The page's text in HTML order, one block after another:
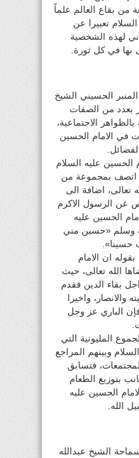
من بقاع العالم علماً
تعبيرا عن
لهذه الشخصية
بها في كل ثورة.
الحسيني الشيخ
بعدد من الصفات
الاجتماعية،
في الامام الحسين
الحسين عليه السلام
اتصف بمجموعة من
تعالى، اضافة الى
عن الرسول الاكرم
الحسين عليه
وسلم «حسين مني
حسينا».
ان الامام
الله تعالى، حيث
بقاء الدين فقدم
والانصار، واخيرا
الباري عز وجل
المليونية التي
وبينهم المراجع
فتسابق
بتوزيع الطعام
الحسين عليه
الله.
الشيخ عبدالله